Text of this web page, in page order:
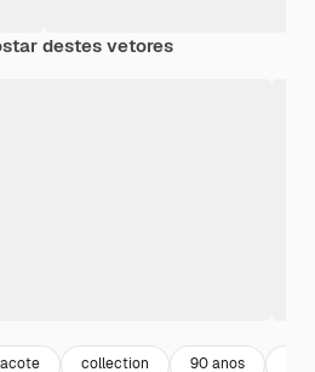
destes vetores
collection 90 anos